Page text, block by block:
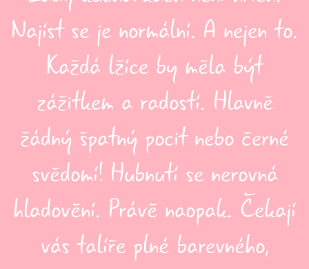
Najíst se je normální. A nejen to.
Každá lžíce by měla být
zážitkem a radostí. Hlavně
žádný špatný pocit nebo černé
svědomí! Hubnutí se nerovná
hladovění. Právě naopak. Čekají
vás talíře plné barevného,